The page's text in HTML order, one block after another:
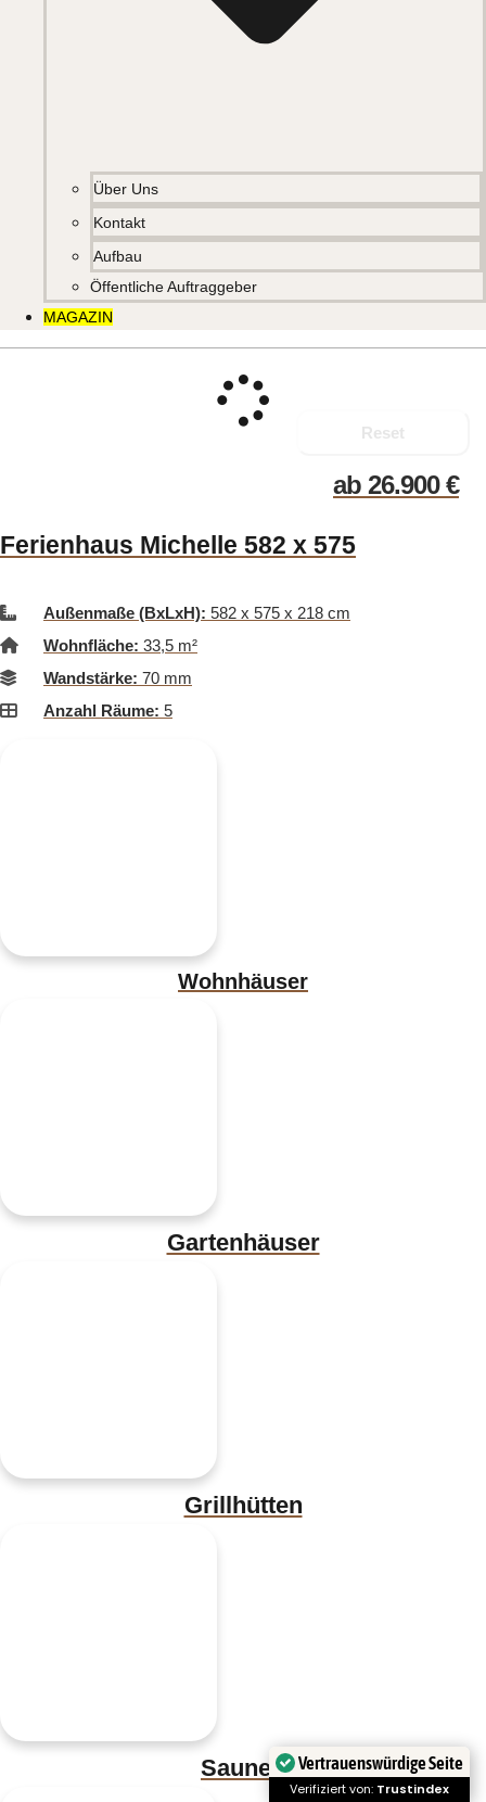
Über Uns
Kontakt
Aufbau
Öffentliche Auftraggeber
MAGAZIN
Reset
ab 26.900€
Ferienhaus Michelle 582 x 575
Außenmaße (BxLxH): 582 x 575 x 218 cm
Wohnfläche: 33,5 m²
Wandstärke: 70 mm
Anzahl Räume: 5
Wohnhäuser
Gartenhäuser
Grillhütten
Saunen Vertrauenswürdige Seite
Verifiziert von: Trustindex